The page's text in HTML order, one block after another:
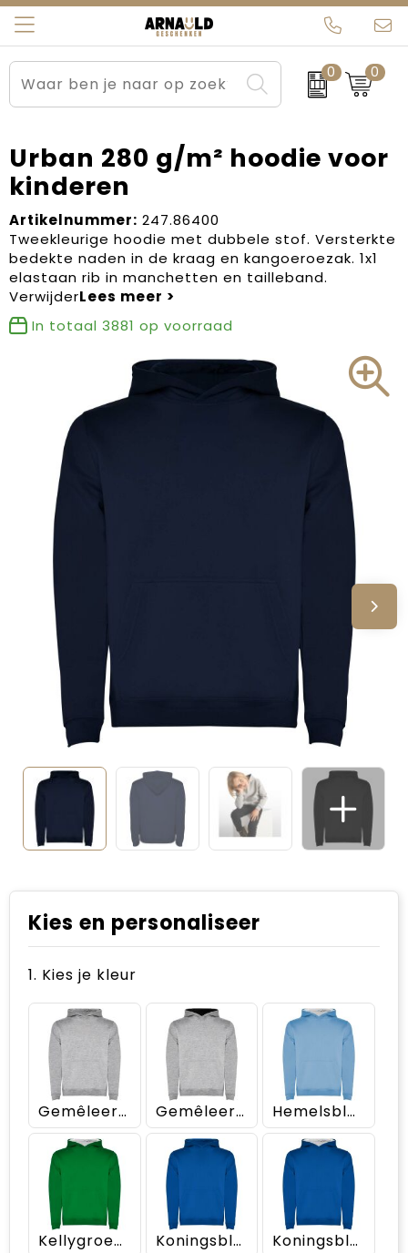
0 0
Relatiegeschenken
Sportkleding
Werkkleding
Kleding en textiel
Tassen
Beurs en Evenementen
Brievenbuspakketten
Carnaval
Dag van de Zorg
Kerstartikelen
Kerstpakketten
Kraamcadeaus
Sinterklaas
Verjaardagen
Voetbal, EK en WK
Voor de bouw
Zomergeschenken
Zomerpakketten
Arnauld Kerstpakketten
MijnEigenKadootje
Ons team
Contact
Blogs
Urban 280 g/m² hoodie voor
kinderen
Artikelnummer: 247.86400
Tweekleurige hoodie met dubbele stof. Versterkte
bedekte naden in de kraag en kangoeroezak. 1x1
elastaan rib in manchetten en tailleband.
Verwijder
In totaal 3881 op voorraad
Kies en personaliseer
1. Kies je kleur
Gemêleerd grijs Gemêleerd grijs/Zwart Hemelsblauw/Wit
Kellygroen/Wit Koningsblauw Koningsblauw/Wit